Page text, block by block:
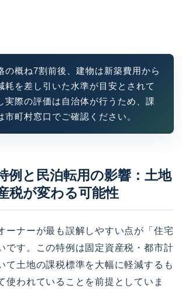
の概ね7割前後、建物は新築費用から
耗を差し引いた水準が目安とされて
実際の評価は自治体が行うため、課
市町村窓口でご確認ください。
例と民泊転用の影響：土地
税が変わる可能性
ーナーが最も誤解しやすい点が「住宅
です。この特例は固定資産税・都市計
て土地の課税標準を大幅に軽減するも
使われていることを前提としていま